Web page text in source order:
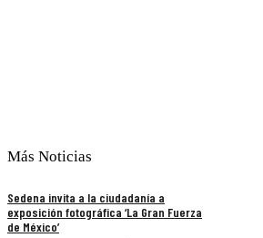
Más Noticias
Sedena invita a la ciudadanía a
exposición fotográfica ‘La Gran Fuerza
de México’